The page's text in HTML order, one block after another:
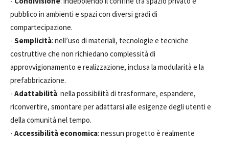
pubblico in ambienti e spazi con diversi gradi di
compartecipazione.
- Semplicità: nell’uso di materiali, tecnologie e tecniche
costruttive che non richiedano complessità di
approvvigionamento e realizzazione, inclusa la modularità e la
prefabbricazione.
- Adattabilità: nella possibilità di trasformare, espandere,
riconvertire, smontare per adattarsi alle esigenze degli utenti e
della comunità nel tempo.
- Accessibilità economica: nessun progetto è realmente